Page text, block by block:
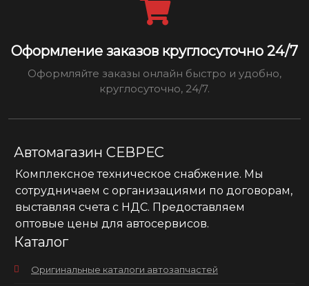
Оформление заказов круглосуточно 24/7
Оформляйте заказы онлайн быстро и удобно,
круглосуточно, 24/7.
Автомагазин СЕВРЕС
Комплексное техническое снабжение. Мы
сотрудничаем с организациями по договорам,
выставляя счета с НДС. Предоставляем
оптовые цены для автосервисов.
Каталог
Оригинальные каталоги автозапчастей